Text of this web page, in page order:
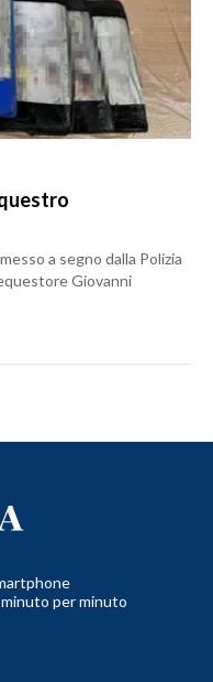
a segno dalla Polizia
Giovanni
per minuto